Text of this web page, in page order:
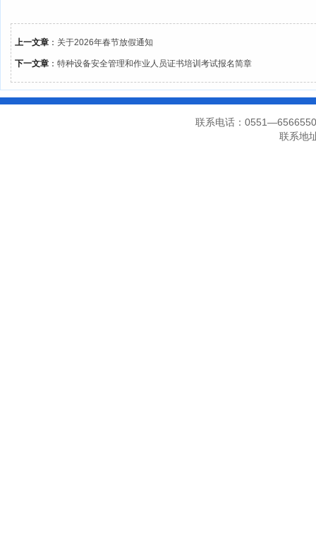
上一文章 ： 关于2026年春节放假通知
下一文章 ： 特种设备安全管理和作业人员证书培训考试报名简章
联系电话：
联系地